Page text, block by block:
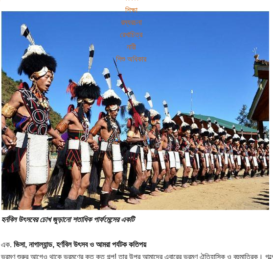
শিক্ষা
রম্যরচনা
রেখাচিত্র
নারী
শিশু অধিকার
হর্নবিল উৎসবের চোখ জুড়ানো শতাধিক পার্ফমেন্সের একটি
এক. ভিসা, নাগাল্যান্ড, হর্ণবিল উৎসব ও আমরা পর্যটক কতিপয়
ভ্রমণ শুরুর আগেও থাকে ভ্রমণের কত কত গল্প! তার উপর আমাদের এবারের ভ্রমণ ঐতিহাসিক ও বহুমাত্রিক।